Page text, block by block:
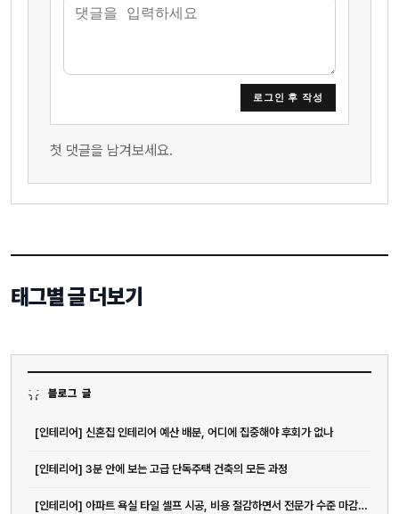
블로그 글
[인테리어] 신혼집 인테리어 예산 배분, 어디에 집중해야 후회가 없나
[인테리어] 3분 안에 보는 고급 단독주택 건축의 모든 과정
[인테리어] 아파트 욕실 타일 셀프 시공, 비용 절감하면서 전문가 수준 마감하는 방법
로그인 후 작성
첫 댓글을 남겨보세요.
태그별 글 더보기